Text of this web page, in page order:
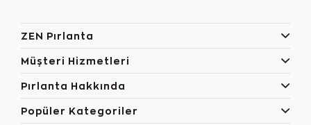
ZEN Pırlanta
Müşteri Hizmetleri
Pırlanta Hakkında
Popüler Kategoriler